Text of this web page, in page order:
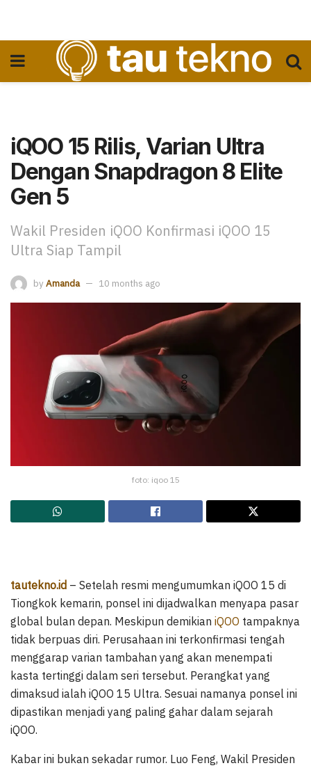
iQOO 15 Rilis, Varian Ultra
Dengan Snapdragon 8 Elite
Gen 5
Wakil Presiden iQOO Konfirmasi iQOO 15
Ultra Siap Tampil
by Amanda 10 months ago
foto: iqoo 15
tautekno.id – Setelah resmi mengumumkan iQOO 15 di
Tiongkok kemarin, ponsel ini dijadwalkan menyapa pasar
global bulan depan. Meskipun demikian iQOO tampaknya
tidak berpuas diri. Perusahaan ini terkonfirmasi tengah
menggarap varian tambahan yang akan menempati
kasta tertinggi dalam seri tersebut. Perangkat yang
dimaksud ialah iQOO 15 Ultra. Sesuai namanya ponsel ini
dipastikan menjadi yang paling gahar dalam sejarah
iQOO.
Kabar ini bukan sekadar rumor. Luo Feng, Wakil Presiden